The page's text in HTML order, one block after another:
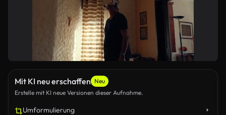
Mit KI neu erschaffen Neu
Erstelle mit KI neue Versionen dieser Aufnahme.
Umformulierung